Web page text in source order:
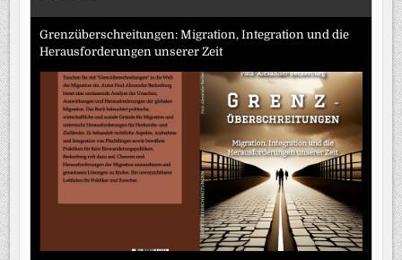
Grenzüberschreitungen: Migration, Integration und die
Herausforderungen unserer Zeit